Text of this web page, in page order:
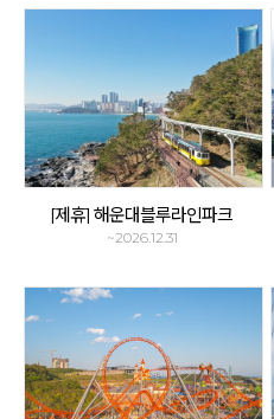
[제휴] 해운대블루라인파크
~2026.12.31